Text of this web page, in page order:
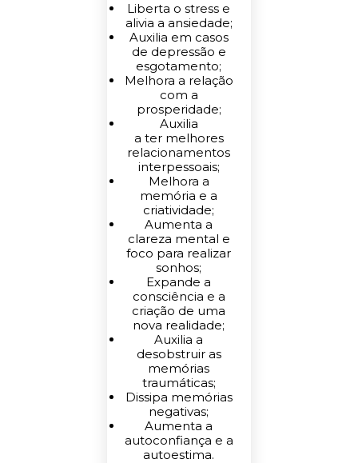
Liberta o stress e
alivia a ansiedade;
Auxilia em casos
de depressão e
esgotamento;
Melhora a relação
com a
prosperidade;
Auxilia
a ter melhores
relacionamentos
interpessoais;
Melhora a
memória e a
criatividade;
Aumenta a
clareza mental e
foco para realizar
sonhos;
Expande a
consciência e a
criação de uma
nova realidade;
Auxilia a
desobstruir as
memórias
traumáticas;
Dissipa memórias
negativas;
Aumenta a
autoconfiança e a
autoestima.